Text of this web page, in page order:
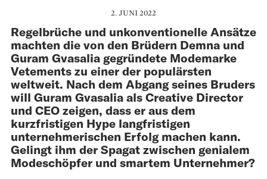
2. JUNI 2022
Regelbrüche und unkon­ven­tionelle Ansätze
machten die von den Brüdern Demna und
Guram Gvasalia gegründete Modemarke
Vetements zu einer der popu­lärsten
weltweit. Nach dem Abgang seines Bruders
will Guram Gvasalia als Creative Director
und CEO zeigen, dass er aus dem
kurzfristigen Hype langfristigen
unternehmerischen Erfolg machen kann.
Gelingt ihm der Spagat zwischen genialem
Mode­schöpfer und smartem Unternehmer?